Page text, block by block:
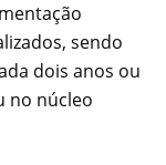
sendo
dois anos ou
no núcleo